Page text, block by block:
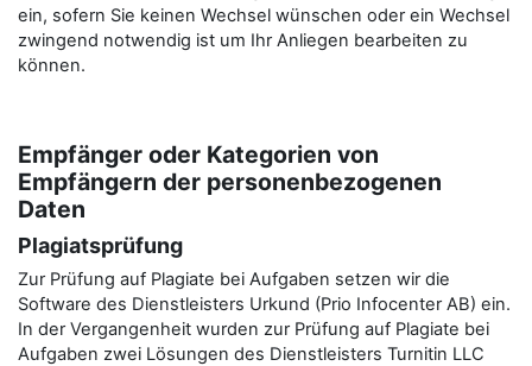
ein, sofern Sie keinen Wechsel wünschen oder ein Wechsel
zwingend notwendig ist um Ihr Anliegen bearbeiten zu
können.
Empfänger oder Kategorien von
Empfängern der personenbezogenen
Daten
Plagiatsprüfung
Zur Prüfung auf Plagiate bei Aufgaben setzen wir die
Software des Dienstleisters Urkund (Prio Infocenter AB) ein.
In der Vergangenheit wurden zur Prüfung auf Plagiate bei
Aufgaben zwei Lösungen des Dienstleisters Turnitin LLC